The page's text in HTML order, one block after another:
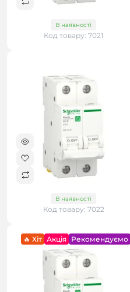
В наявності
Код товару: 7021
В наявності
Код товару: 7022
🔥 Хіт Акція Рекомендуємо